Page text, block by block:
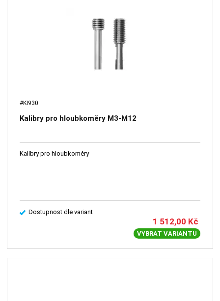
#KI930
Kalibry pro hloubkoměry M3-M12
Kalibry pro hloubkoměry
Dostupnost dle variant
1 512,00 Kč
VYBRAT VARIANTU